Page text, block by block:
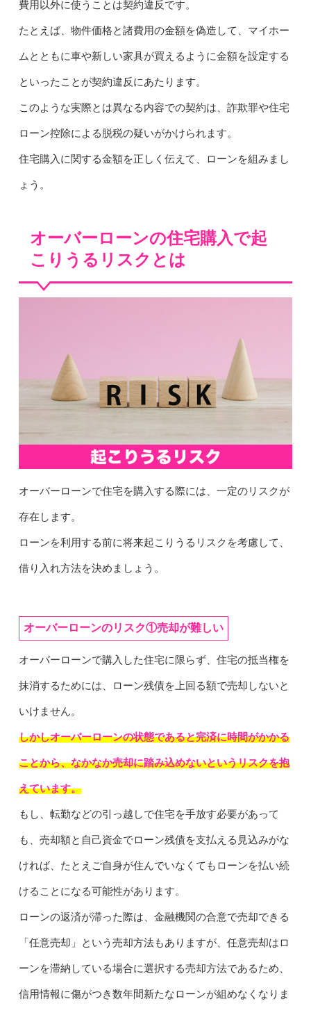
費用以外に使うことは契約違反です。
たとえば、物件価格と諸費用の金額を偽造して、マイホー
ムとともに車や新しい家具が買えるように金額を設定する
といったことが契約違反にあたります。
このような実際とは異なる内容での契約は、詐欺罪や住宅
ローン控除による脱税の疑いがかけられます。
住宅購入に関する金額を正しく伝えて、ローンを組みまし
ょう。
オーバーローンの住宅購入で起
こりうるリスクとは
オーバーローンで住宅を購入する際には、一定のリスクが
存在します。
ローンを利用する前に将来起こりうるリスクを考慮して、
借り入れ方法を決めましょう。
オーバーローンのリスク①売却が難しい
オーバーローンで購入した住宅に限らず、住宅の抵当権を
抹消するためには、ローン残債を上回る額で売却しないと
いけません。
しかしオーバーローンの状態であると完済に時間がかかる
ことから、なかなか売却に踏み込めないというリスクを抱
えています。
もし、転勤などの引っ越しで住宅を手放す必要があって
も、売却額と自己資金でローン残債を支払える見込みがな
ければ、たとえご自身が住んでいなくてもローンを払い続
けることになる可能性があります。
ローンの返済が滞った際は、金融機関の合意で売却できる
「任意売却」という売却方法もありますが、任意売却はロ
ーンを滞納している場合に選択する売却方法であるため、
信用情報に傷がつき数年間新たなローンが組めなくなりま